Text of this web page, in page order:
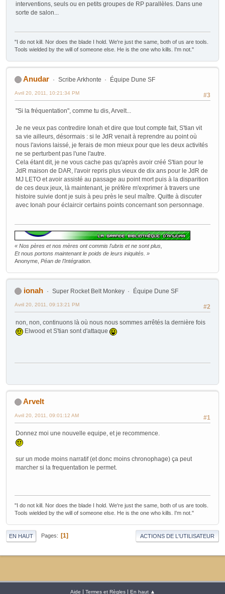
interventions, seuls ou en petits groupes de RP parallèles. Dans une
sorte de salon...
"I do not kill. Nor does the blade I hold. We're just the same, both of us are tools.
Tools wielded by the will of someone else. He is the one who kills. I'm not."
Anudar Scribe Arkhonte Équipe Dune SF
#3
Avril 20, 2011, 10:21:34 PM
"Si la fréquentation", comme tu dis, Arvelt...
Je ne veux pas contredire Ionah et dire que tout compte fait, S'tian vit
sa vie ailleurs, désormais : si le JdR venait à reprendre au point où
nous l'avions laissé, je ferais de mon mieux pour que les deux activités
ne se perturbent pas l'une l'autre.
Cela étant dit, je ne vous cache pas qu'après avoir créé S'tian pour le
JdR maison de DAR, l'avoir repris plus vieux de dix ans pour le JdR de
MJ LETO et avoir assisté au passage au point mort puis à la disparition
de ces deux jeux, là maintenant, je préfère m'exprimer à travers une
histoire suivie dont je suis à peu près le seul maître. Quitte à discuter
avec Ionah pour éclaircir certains points concernant son personnage.
« Nos pères et nos mères ont commis l'ubris et ne sont plus,
Et nous portons maintenant le poids de leurs iniquités. »
Anonyme, Péan de l'Intégration
ionah Super Rocket Belt Monkey Équipe Dune SF
#2
Avril 20, 2011, 09:13:21 PM
non, non, continuons là où nous nous sommes arrêtés la dernière fois
Elwood et S'tian sont d'attaque
Arvelt
#1
Avril 20, 2011, 09:01:12 AM
Donnez moi une nouvelle equipe, et je recommence.
sur un mode moins narratif (et donc moins chronophage) ça peut
marcher si la frequentation le permet.
"I do not kill. Nor does the blade I hold. We're just the same, both of us are tools.
Tools wielded by the will of someone else. He is the one who kills. I'm not."
EN HAUT Pages 1 ACTIONS DE L'UTILISATEUR
Aide | Termes et Règles| En haut ▲